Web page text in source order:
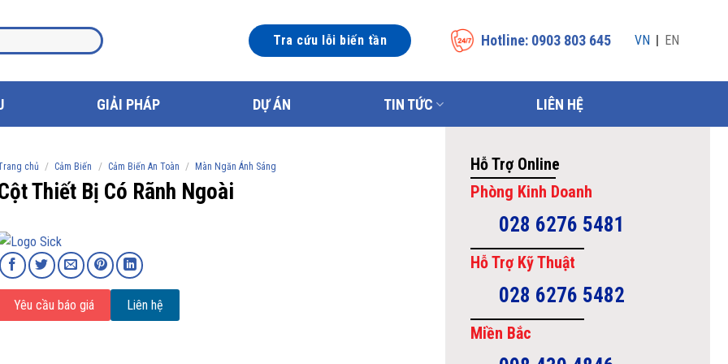
Tra cứu lỗi biến tần Hotline: 0903 803 645 EN
VN
GIẢI PHÁP DỰ ÁN TIN TỨC LIÊN HỆ
Hỗ Trợ Online
Phòng Kinh Doanh
028 6276 5481
Hỗ Trợ Kỹ Thuật
028 6276 5482
Miền Bắc
chủ / Cảm Biến / Cảm Biến An Toàn / Màn Ngăn Ánh Sáng
Thiết Bị Có Rãnh Ngoài
Yêu cầu báo giá Liên hệ